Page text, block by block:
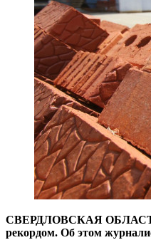
СВЕРДЛОВСКАЯ ОБЛАСТЬ,
рекордом. Об этом